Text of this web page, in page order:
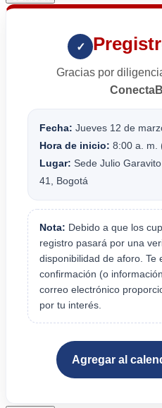
✓
Gracias por
Fecha: Jueves 12 de
Hora de inicio: 8:00 a. m.
Lugar: Sede Julio
41, Bogotá
Nota: Debido a que los
registro pasará por una
disponibilidad de aforo. Te
confirmación (o
correo electrónico
por tu interés.
Agregar al